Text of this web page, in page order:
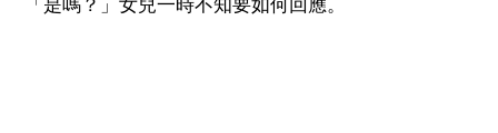
「是嗎？」女兒一時不知要如何回應。